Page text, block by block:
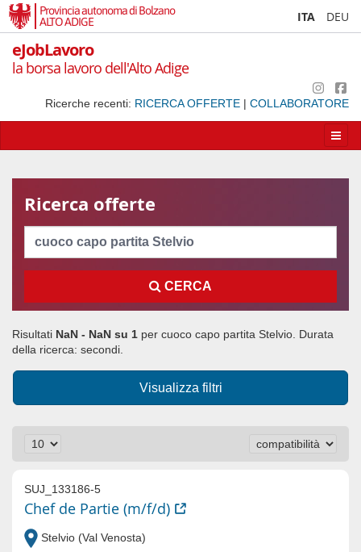
Provincia autonoma di Bolzano
ALTO ADIGE
ITA DEU
eJobLavoro
la borsa lavoro dell'Alto Adige
Ricerche recenti: RICERCA OFFERTE | COLLABORATORE
Apri/
la
Ricerca offerte
CERCA
Risultati NaN - NaN su 1 per cuoco capo partita Stelvio. Durata
della ricerca: secondi.
Visualizza filtri
SUJ_133186-5
Chef de Partie (m/f/d)
Stelvio (Val Venosta)